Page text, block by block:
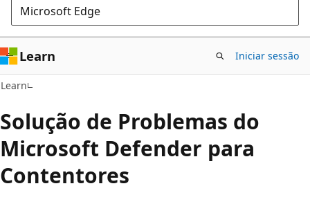
Microsoft Edge
Learn Iniciar sessão
Learn
Solução de Problemas do
Microsoft Defender para
Contentores